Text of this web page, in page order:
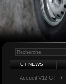
GT NEWS
Accueil V12 GT /